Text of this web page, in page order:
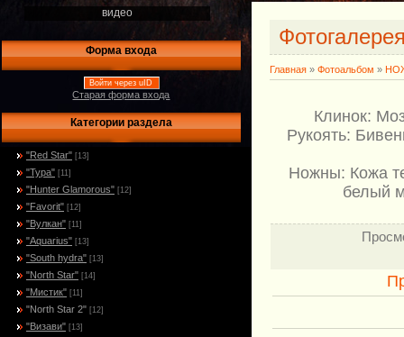
видео
Форма входа
Войти через uID
Старая форма входа
Категории раздела
"Red Star" [13]
"Тура" [11]
"Hunter Glamorous" [12]
"Favorit" [12]
"Вулкан" [11]
"Aquarius" [13]
"South hydra" [13]
"North Star" [14]
"Мистик" [11]
"North Star 2" [12]
"Визави" [13]
Главная » Фотоальбом »
Клинок:
Рукоять:
Ножны: Кожа
белый